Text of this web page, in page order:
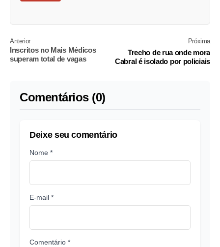
Anterior
Inscritos no Mais Médicos
superam total de vagas
Próxima
Trecho de rua onde mora
Cabral é isolado por policiais
Comentários (0)
Deixe seu comentário
Nome *
E-mail *
Comentário *